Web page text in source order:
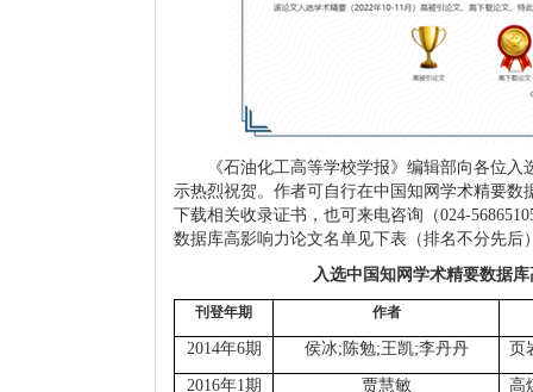
《石油化工高等学校学报》编辑部向各位
示热烈祝贺。作者可自行在中国知网学术精要数
下载相关收录证书，也可来电咨询（024-
数据库高影响力论文名单见下表（排名不分先后
入选中国知网学术精要数据
刊登年期 作者
2014年6期 侯冰; 陈勉;王凯;李丹丹 页
2016年1期 贾慧敏 高